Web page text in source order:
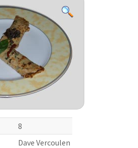
8
Dave Vercoulen